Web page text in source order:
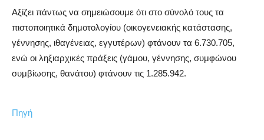
Αξίζει πάντως να σημειώσουμε ότι στο σύνολό τους τα
πιστοποιητικά δημοτολογίου (οικογενειακής κατάστασης,
γέννησης, ιθαγένειας, εγγυτέρων) φτάνουν τα 6.730.705,
ενώ οι ληξιαρχικές πράξεις (γάμου, γέννησης, συμφώνου
συμβίωσης, θανάτου) φτάνουν τις 1.285.942.
Πηγή